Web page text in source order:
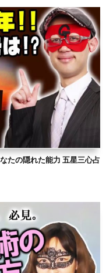
たの隠れた能力 五星三心占